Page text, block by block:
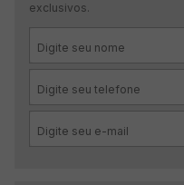
exclusivos.